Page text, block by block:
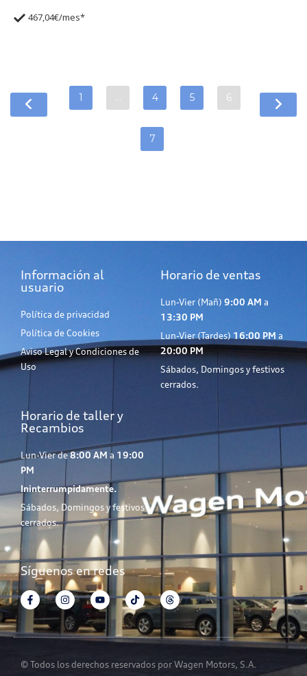
467,04€/mes*
1 … 4 5 6
7
Información al
usuario
Política de privacidad
Política de Cookies
Aviso Legal y Condiciones de
Uso
Horario de ventas
Lun-Vier (Mañ) 9:00 AM a
13:30 PM
Lun-Vier (Tardes) 16:00 PM a
20:00 PM
Sábados, Domingos y festivos
cerrados.
Horario de taller y
Recambios
Lun-Vier de8:00 AM a 19:00
PM
Ininterrumpidamente.
Sábados, Domingos y festivos
cerrados.
Síguenos en redes
© Todos los derechos reservados por Wagen Motors, S.A.